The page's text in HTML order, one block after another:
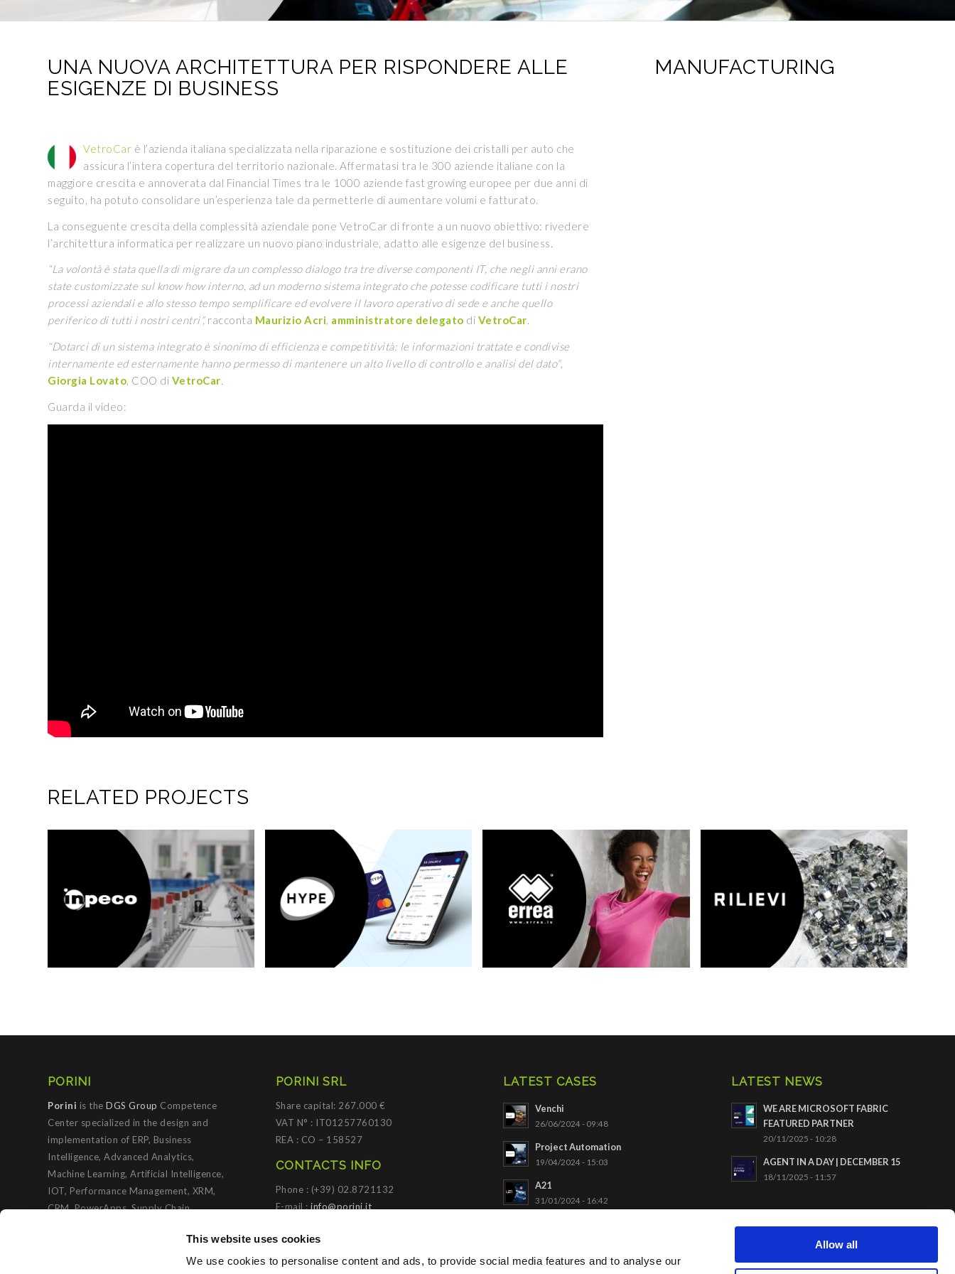
This website uses cookies
We use cookies to personalise content and ads, to provide social media features and to analyse our
Allow all
UNA NUOVA ARCHITETTURA PER RISPONDERE ALLE
ESIGENZE DI BUSINESS
VetroCar è l’azienda italiana specializzata nella riparazione e sostituzione dei cristalli per auto che
assicura l’intera copertura del territorio nazionale. Affermatasi tra le 300 aziende italiane con la
maggiore crescita e annoverata dal Financial Times tra le 1000 aziende fast growing europee per due anni di
seguito, ha potuto consolidare un’esperienza tale da permetterle di aumentare volumi e fatturato.
La conseguente crescita della complessità aziendale pone VetroCar di fronte a un nuovo obiettivo: rivedere
l’architettura informatica per realizzare un nuovo piano industriale, adatto alle esigenze del business.
“La volontà è stata quella di migrare da un complesso dialogo tra tre diverse componenti IT, che negli anni erano
state customizzate sul know how interno, ad un moderno sistema integrato che potesse codificare tutti i nostri
processi aziendali e allo stesso tempo semplificare ed evolvere il lavoro operativo di sede e anche quello
periferico di tutti i nostri centri”, racconta Maurizio Acri, amministratore delegato di VetroCar.
“Dotarci di un sistema integrato è sinonimo di efficienza e competitività: le informazioni trattate e condivise
internamente ed esternamente hanno permesso di mantenere un alto livello di controllo e analisi del dato”,
Giorgia Lovato, COO di VetroCar.
Guarda il video:
MANUFACTURING
RELATED PROJECTS
PORINI
Porini is the DGS Group Competence
Center specialized in the design and
implementation of ERP, Business
Intelligence, Advanced Analytics,
Machine Learning, Artificial Intelligence,
IOT, Performance Management, XRM,
CRM, PowerApps, Supply Chain
Knowledge Management solutions; all
Microsoft Cloud Platforms.
PORINI SRL
Share capital: 267.000 €
VAT N° : IT01257760130
REA : CO – 158527
CONTACTS INFO
Phone : (+39) 02.8721132
E-mail :info@porini.it
PORINI PORTAL
Click to access
LATEST CASES
Venchi
26/06/2024 - 09:48
Project Automation
19/04/2024 - 15:03
A21
31/01/2024 - 16:42
SACE
LATEST NEWS
WE ARE MICROSOFT FABRIC
FEATURED PARTNER
20/11/2025 - 10:28
AGENT IN A DAY | DECEMBER 15
18/11/2025 - 11:57
CERTIFICATION ISO9001